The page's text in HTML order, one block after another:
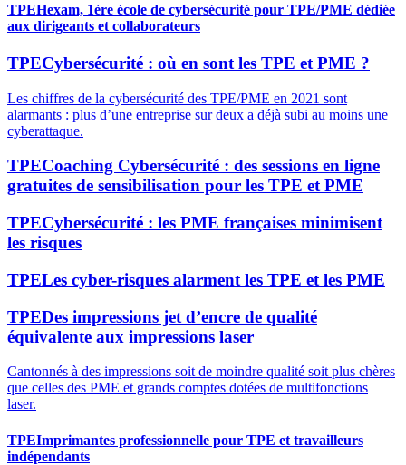
TPEHexam, 1ère école de cybersécurité pour TPE/PME dédiée
aux dirigeants et collaborateurs
TPECybersécurité : où en sont les TPE et PME ?
Les chiffres de la cybersécurité des TPE/PME en 2021 sont
alarmants : plus d’une entreprise sur deux a déjà subi au moins une
cyberattaque.
TPECoaching Cybersécurité : des sessions en ligne
gratuites de sensibilisation pour les TPE et PME
TPECybersécurité : les PME françaises minimisent
les risques
TPELes cyber-risques alarment les TPE et les PME
TPEDes impressions jet d’encre de qualité
équivalente aux impressions laser
Cantonnés à des impressions soit de moindre qualité soit plus chères
que celles des PME et grands comptes dotées de multifonctions
laser.
TPEImprimantes professionnelle pour TPE et travailleurs
indépendants